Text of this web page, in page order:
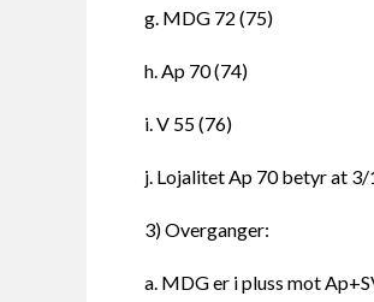
g. MDG 72 (75)
h. Ap 70 (74)
i. V 55 (76)
j. Lojalitet Ap 70 betyr at 3/
3) Overganger:
a. MDG er i pluss mot